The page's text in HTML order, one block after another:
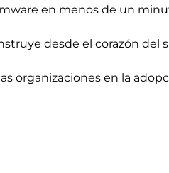
en menos de un
desde el corazón del
organizaciones en la